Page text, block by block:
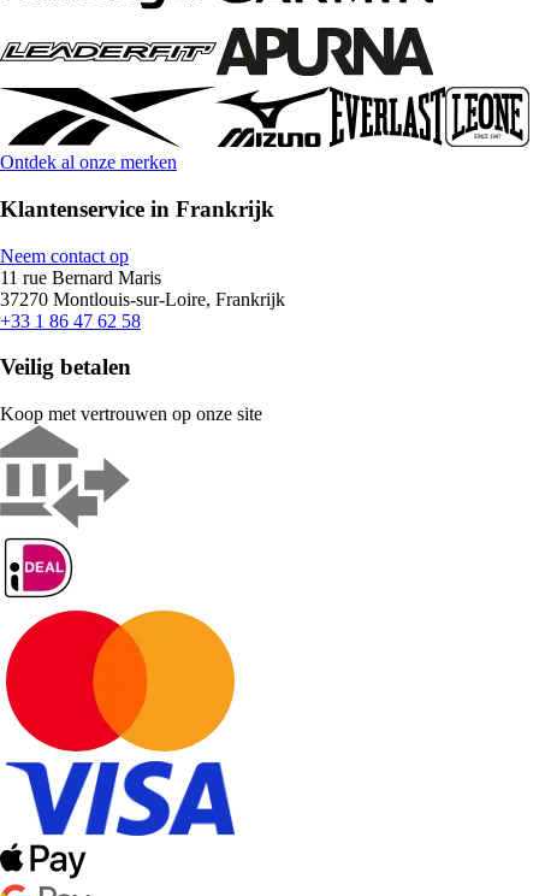
Ontdek al onze merken
Klantenservice in Frankrijk
Neem contact op
11 rue Bernard Maris
37270 Montlouis-sur-Loire, Frankrijk
+33 1 86 47 62 58
Veilig betalen
Koop met vertrouwen op onze site